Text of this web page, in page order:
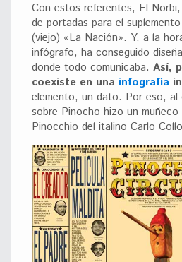
Con estos referentes, El
de portadas para el
(viejo) «La Nación». Y, a la
infógrafo, ha conseguido
donde todo comunicaba. Así,
coexiste en una infografía
elemento, un dato. Por eso, al
sobre Pinocho hizo un
Pinocchio del italino Carlo